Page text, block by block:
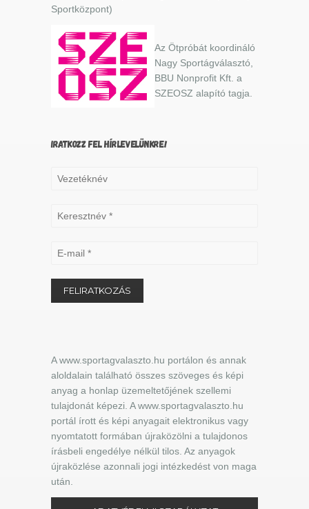
Sportközpont)
Az Ötpróbát koordináló
Nagy Sportágválasztó,
BBU Nonprofit Kft. a
SZEOSZ alapító tagja.
IRATKOZZ FEL HÍRLEVELÜNKRE!
A www.sportagvalaszto.hu portálon és annak
aloldalain található összes szöveges és képi
anyag a honlap üzemeltetőjének szellemi
tulajdonát képezi. A www.sportagvalaszto.hu
portál írott és képi anyagait elektronikus vagy
nyomtatott formában újraközölni a tulajdonos
írásbeli engedélye nélkül tilos. Az anyagok
újraközlése azonnali jogi intézkedést von maga
után.